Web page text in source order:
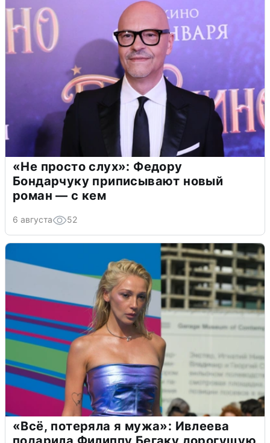
«Не просто слух»: Федору
Бондарчуку приписывают новый
роман — с кем
6 августа 52
«Всё, потеряла я мужа»: Ивлеева